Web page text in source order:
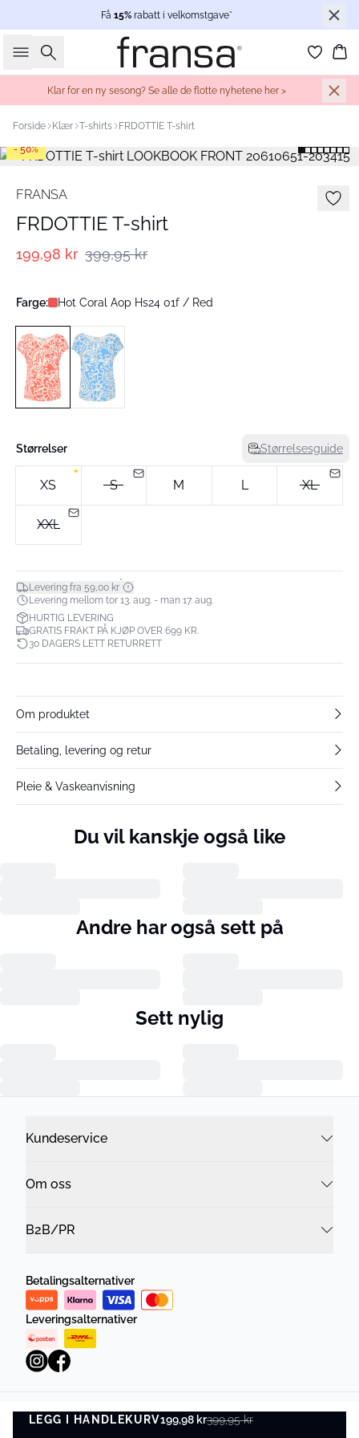
Få 15% rabatt i velkomstgave*
Søk
Klar for en ny sesong? Se alle de flotte nyhetene her >
Forside Klær T-shirts FRDOTTIE T-shirt
- 50%
FRANSA
FRDOTTIE T-shirt
199,98 kr 399,95 kr
Farge: Hot Coral Aop Hs24 01f / Red
Størrelser Størrelsesguide
XS S M L XL
XXL
Levering fra 59,00 kr*
Levering mellom tor 13. aug. - man 17. aug.
HURTIG LEVERING
GRATIS FRAKT PÅ KJØP OVER 699 KR.
30 DAGERS LETT RETURRETT
LEGG I HANDLEKURV199,98 kr399,95 kr
LEGG I HANDLEKURV
Om produktet
Betaling, levering og retur
Pleie & Vaskeanvisning
Du vil kanskje også like
Andre har også sett på
Sett nylig
Kundeservice
Om oss
B2B/PR
Betalingsalternativer
Leveringsalternativer
Personvernregler Vilkår og betingelser